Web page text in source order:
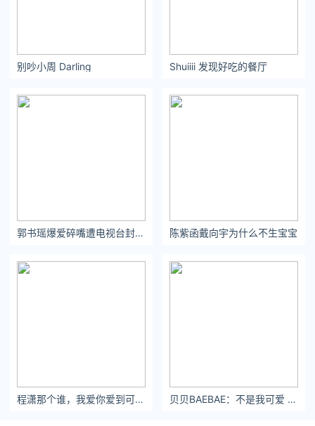
别吵小周 Darling ​​​​ Shuiiii 发现好吃的餐厅
郭书瑶爆爱碎嘴遭电视台封杀！ 陈紫函戴向宇为什么不生宝宝
程潇那个谁，我爱你爱到可以连自己的爱都不要╮ 贝贝BAEBAE：不是我可爱 是你喜欢上我了笨蛋#男友视角 #娇妻滤镜#初恋#亡妻回忆录